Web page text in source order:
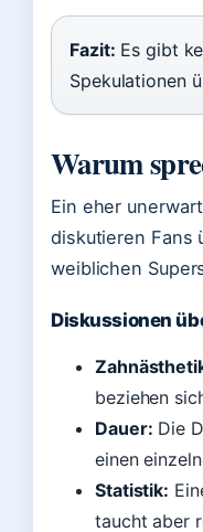
Fazit: Es gibt
Spekulationen
Warum
Ein eher
diskutieren Fans
weiblichen
Diskussionen
beziehen
Dauer: Die
einen
Statistik:
taucht aber